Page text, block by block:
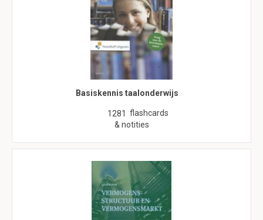
Basiskennis taalonderwijs
1281 flashcards
& notities